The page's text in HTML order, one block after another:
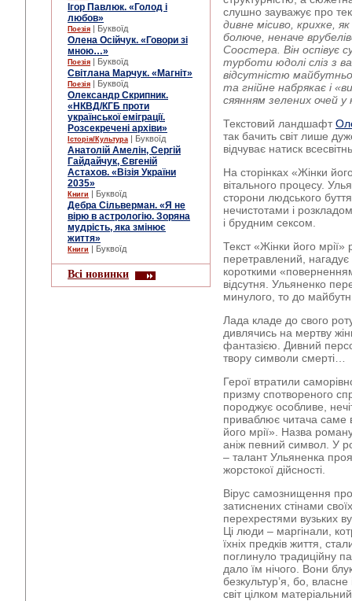
Ігор Павлюк. «Голод і
любов»
Поезія | Буквоїд
Олена Осійчук. «Говори зі
мною…»
Поезія | Буквоїд
Світлана Марчук. «Магніт»
Поезія | Буквоїд
Олександр Скрипник.
«НКВД/КГБ проти
української еміграції.
Розсекречені архіви»
Історія/Культура | Буквоїд
Анатолій Амелін, Сергій
Гайдайчук, Євгеній
Астахов. «Візія України
2035»
Книги | Буквоїд
Дебра Сільверман. «Я не
вірю в астрологію. Зоряна
мудрість, яка змінює
життя»
Книги | Буквоїд
Всі новинки
слушно зауважує про
дивне місиво, крихке,
болюче, неначе
Соостера. Biн оспівує
турботи юдолі сліз з
вiдсутнiстю
та гнійне набрякає i
сяянням зелених очей у
Текстовий ландшафт
так бачить світ лише
відчуває натиск
На сторінках «Жінки
вітального процесу.
сторони людського
нечистотами і
і брудним сексом.
Текст «Жінки його
перетравлений,
короткими
відсутня. Ульяненко
минулого, то до
Лада кладе до свого
дивлячись на мертву
фантазією. Дивний
твору символи смерті…
Герої втратили
призму спотвореного
породжує особливе,
приваблює читача саме
його мрії». Назва
аніж певний символ. У
– талант Ульяненка
жорстокої дійсності.
Вірус самознищення
затиснених стінами
перехрестями вузьких
Ці люди – маргінали,
їхніх предків життя,
поглинуло традиційну
дало їм нічого. Вони
безкультур’я, бо, власне
світ цілком